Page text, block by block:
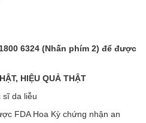
6324 (Nhấn phím 2) để được
HIỆU QUẢ THẬT
sĩ da liễu
FDA Hoa Kỳ chứng nhận an